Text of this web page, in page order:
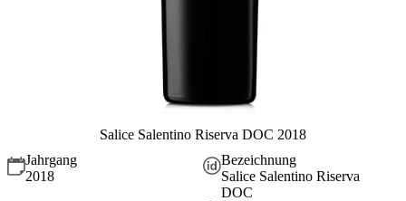
Salice Salentino Riserva DOC 2018
Jahrgang
2018
Bezeichnung
Salice Salentino Riserva
DOC